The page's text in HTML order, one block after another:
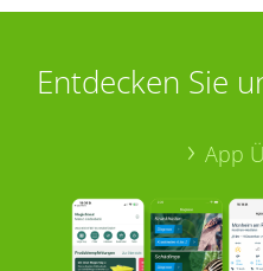
Entdecken Sie
App